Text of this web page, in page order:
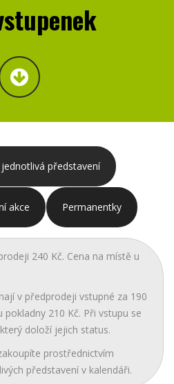
představení
akce Permanentky
240 Kč. Cena na místě u
v předprodeji vstupné za 190
pokladny 210 Kč. Při vstupu se
doloží jejich status.
prostřednictvím
představení v kalendáři.